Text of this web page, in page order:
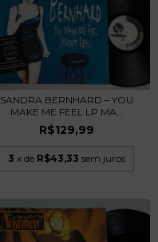
SANDRA BERNHARD – YOU
MAKE ME FEEL LP MA...
R$129,99
3 x de R$43,33 sem juros